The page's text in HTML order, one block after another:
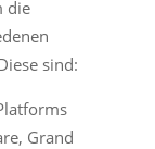
die
sind:
Grand